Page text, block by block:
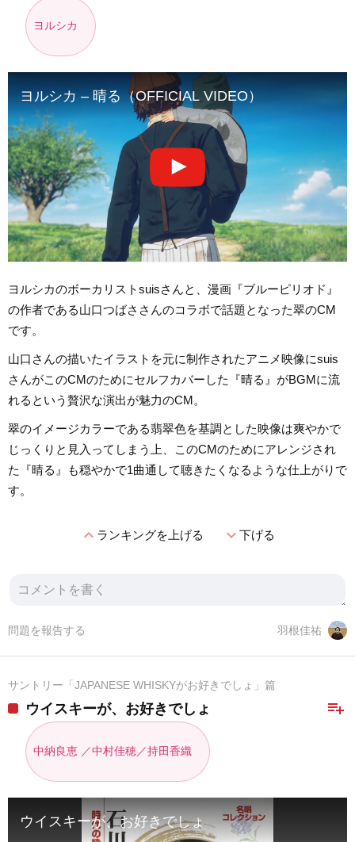
ヨルシカ
ヨルシカ – 晴る（OFFICIAL VIDEO）
ヨルシカのボーカリストsuisさんと、漫画『ブルーピリオド』
の作者である山口つばささんのコラボで話題となった翠のCM
です。
山口さんの描いたイラストを元に制作されたアニメ映像にsuis
さんがこのCMのためにセルフカバーした『晴る』がBGMに流
れるという贅沢な演出が魅力のCM。
翠のイメージカラーである翡翠色を基調とした映像は爽やかで
じっくりと見入ってしまう上、このCMのためにアレンジされ
た『晴る』も穏やかで1曲通して聴きたくなるような仕上がりで
す。
expand_lessランキングを上げる expand_more下げる
羽根佳祐
問題を報告する
サントリー「JAPANESE WHISKYがお好きでしょ」篇
playlist_add
ウイスキーが、お好きでしょ
中納良恵 ／中村佳穂／持田香織
ウイスキーが、お好きでしょ